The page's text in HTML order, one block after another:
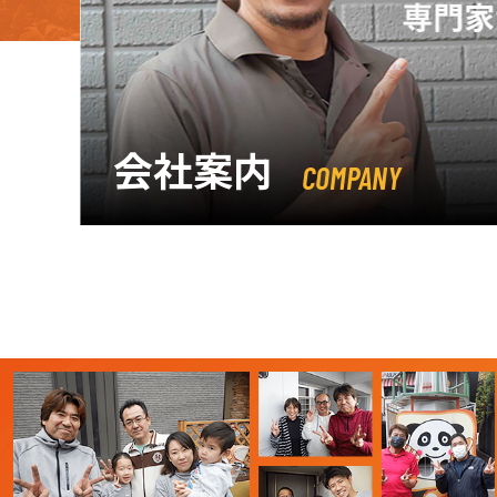
会社案内 COMPANY